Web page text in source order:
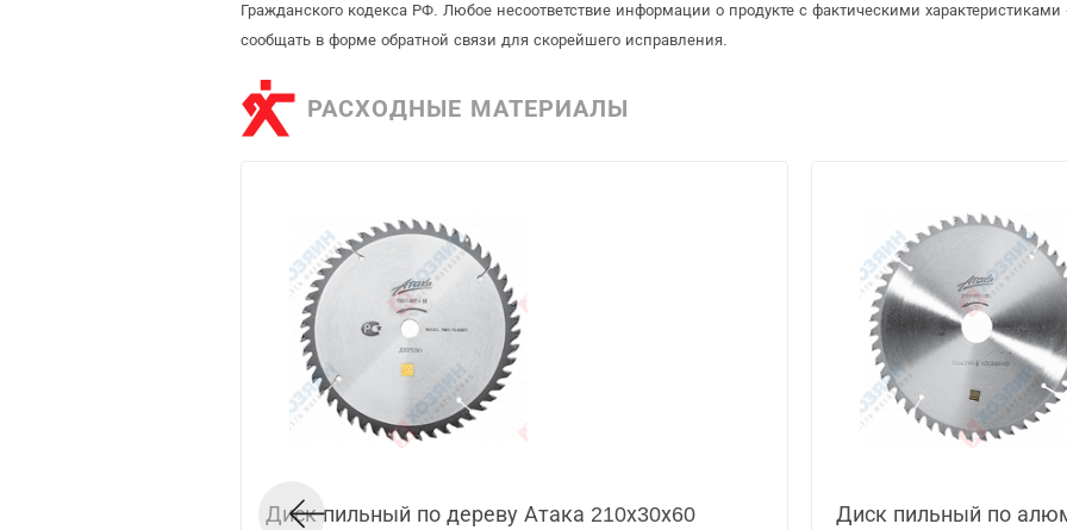
Гражданского кодекса РФ. Любое несоответствие информации о продукте с фактическими
сообщать в форме обратной связи для скорейшего исправления.
РАСХОДНЫЕ МАТЕРИАЛЫ
Диск пильный по дереву Атака 210х30х60
Диск пильный по